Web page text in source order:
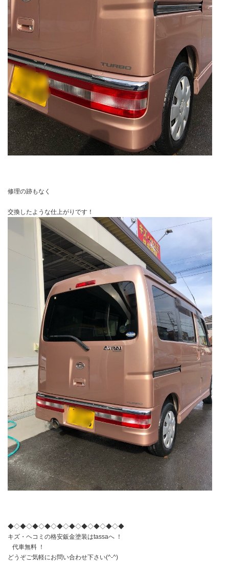
修理の跡もなく
交換したような仕上がりです！
◆◇◆◇◆◇◆◇◆◇◆◇◆◇◆◇◆◇◆
キズ・ヘコミの格安鈑金塗装はtassaへ ！
代車無料 ！
どうぞご気軽にお問い合わせ下さい(^-^)